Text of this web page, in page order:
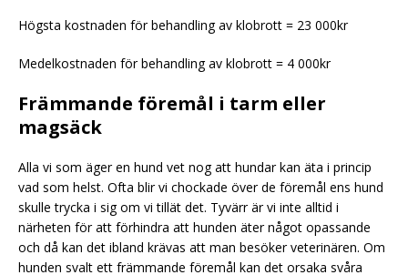
Högsta kostnaden för behandling av klobrott = 23 000kr
Medelkostnaden för behandling av klobrott = 4 000kr
Främmande föremål i tarm eller
magsäck
Alla vi som äger en hund vet nog att hundar kan äta i princip
vad som helst. Ofta blir vi chockade över de föremål ens hund
skulle trycka i sig om vi tillät det. Tyvärr är vi inte alltid i
närheten för att förhindra att hunden äter något opassande
och då kan det ibland krävas att man besöker veterinären. Om
hunden svalt ett främmande föremål kan det orsaka svåra